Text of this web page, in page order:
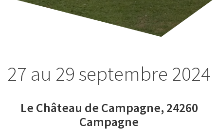
27 au 29 septembre 2024
Le Château de Campagne, 24260
Campagne